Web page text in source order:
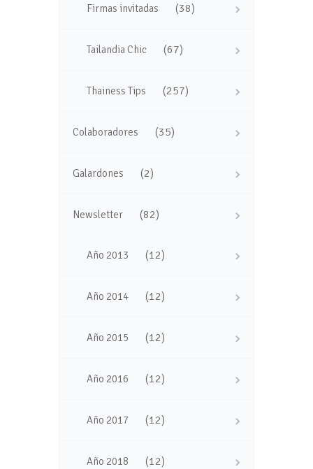
Firmas invitadas (38)
Tailandia Chic (67)
Thainess Tips (257)
Colaboradores (35)
Galardones (2)
Newsletter (82)
Año 2013 (12)
Año 2014 (12)
Año 2015 (12)
Año 2016 (12)
Año 2017 (12)
Año 2018 (12)